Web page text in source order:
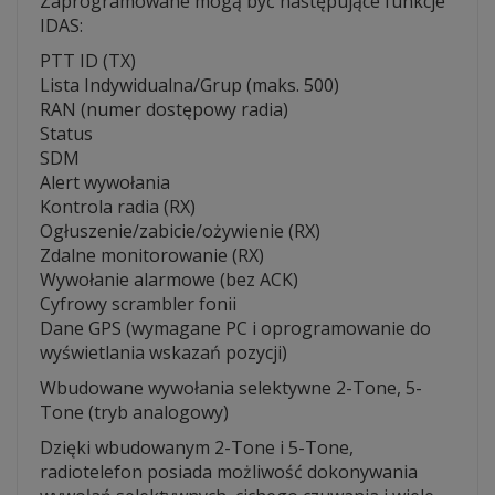
IDAS:
PTT ID (TX)
Lista Indywidualna/Grup (maks. 500)
RAN (numer dostępowy radia)
Status
SDM
Alert wywołania
Kontrola radia (RX)
Ogłuszenie/zabicie/ożywienie (RX)
Zdalne monitorowanie (RX)
Wywołanie alarmowe (bez ACK)
Cyfrowy scrambler fonii
Dane GPS (wymagane PC i oprogramowanie do
wyświetlania wskazań pozycji)
Wbudowane wywołania selektywne 2-Tone, 5-
Tone (tryb analogowy)
Dzięki wbudowanym 2-Tone i 5-Tone,
radiotelefon posiada możliwość dokonywania